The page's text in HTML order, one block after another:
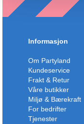
Informasjon
Om Partyland
Kundeservice
Frakt & Retur
Våre butikker
Miljø & Bærekraft
For bedrifter
Tjenester